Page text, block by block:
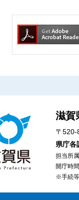
滋賀
〒520-
県庁各
担当所
開庁時
※手続等